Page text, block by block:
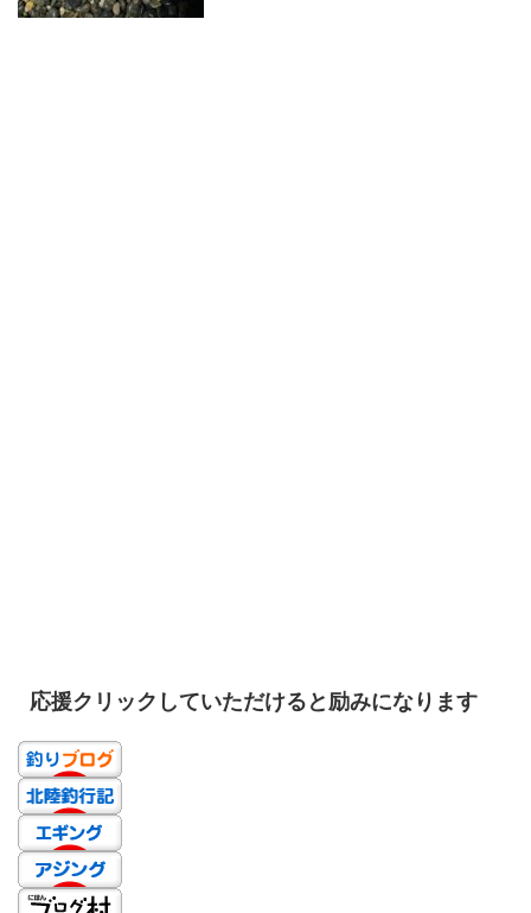
応援クリックしていただけると励みになります